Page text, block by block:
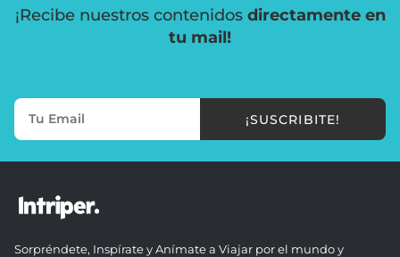
¡Recibe nuestros contenidos directamente en
tu mail!
¡SUSCRIBITE!
Sorpréndete, Inspírate y Anímate a Viajar por el mundo y